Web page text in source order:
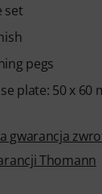
set
pegs
plate: 50 x 60
gwarancja
Thomann